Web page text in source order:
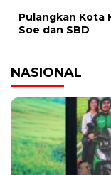
Pulangkan Kota
Soe dan SBD
NASIONAL